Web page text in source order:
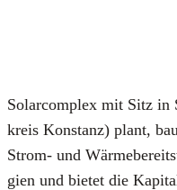
Sol­ar­com­plex mit Sitz
kreis Kon­stanz) plant,
Strom- und
gien und bie­tet die